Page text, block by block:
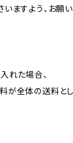
ますよう、お願い
れた場合、
が全体の送料とし